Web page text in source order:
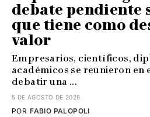
debate pendiente
que tiene como
valor
Empresarios, científicos,
académicos se reunieron en
debatir una ...
5 DE AGOSTO DE 2026
FABIO PALOPOLI
POR